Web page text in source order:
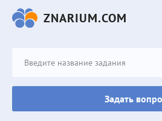
ZNARIUM.COM
Задать